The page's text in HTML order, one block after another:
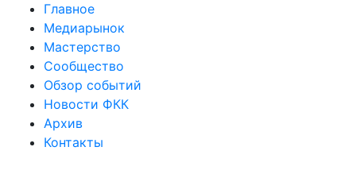
Главное
Медиарынок
Мастерство
Сообщество
Обзор событий
Новости ФКК
Архив
Контакты